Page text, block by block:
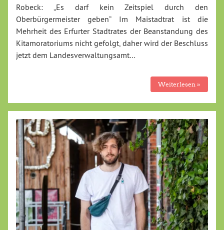
Robeck: „Es darf kein Zeitspiel durch den
Oberbürgermeister geben“ Im Maistadtrat ist die
Mehrheit des Erfurter Stadtrates der Beanstandung des
Kitamoratoriums nicht gefolgt, daher wird der Beschluss
jetzt dem Landesverwaltungsamt…
Weiterlesen »